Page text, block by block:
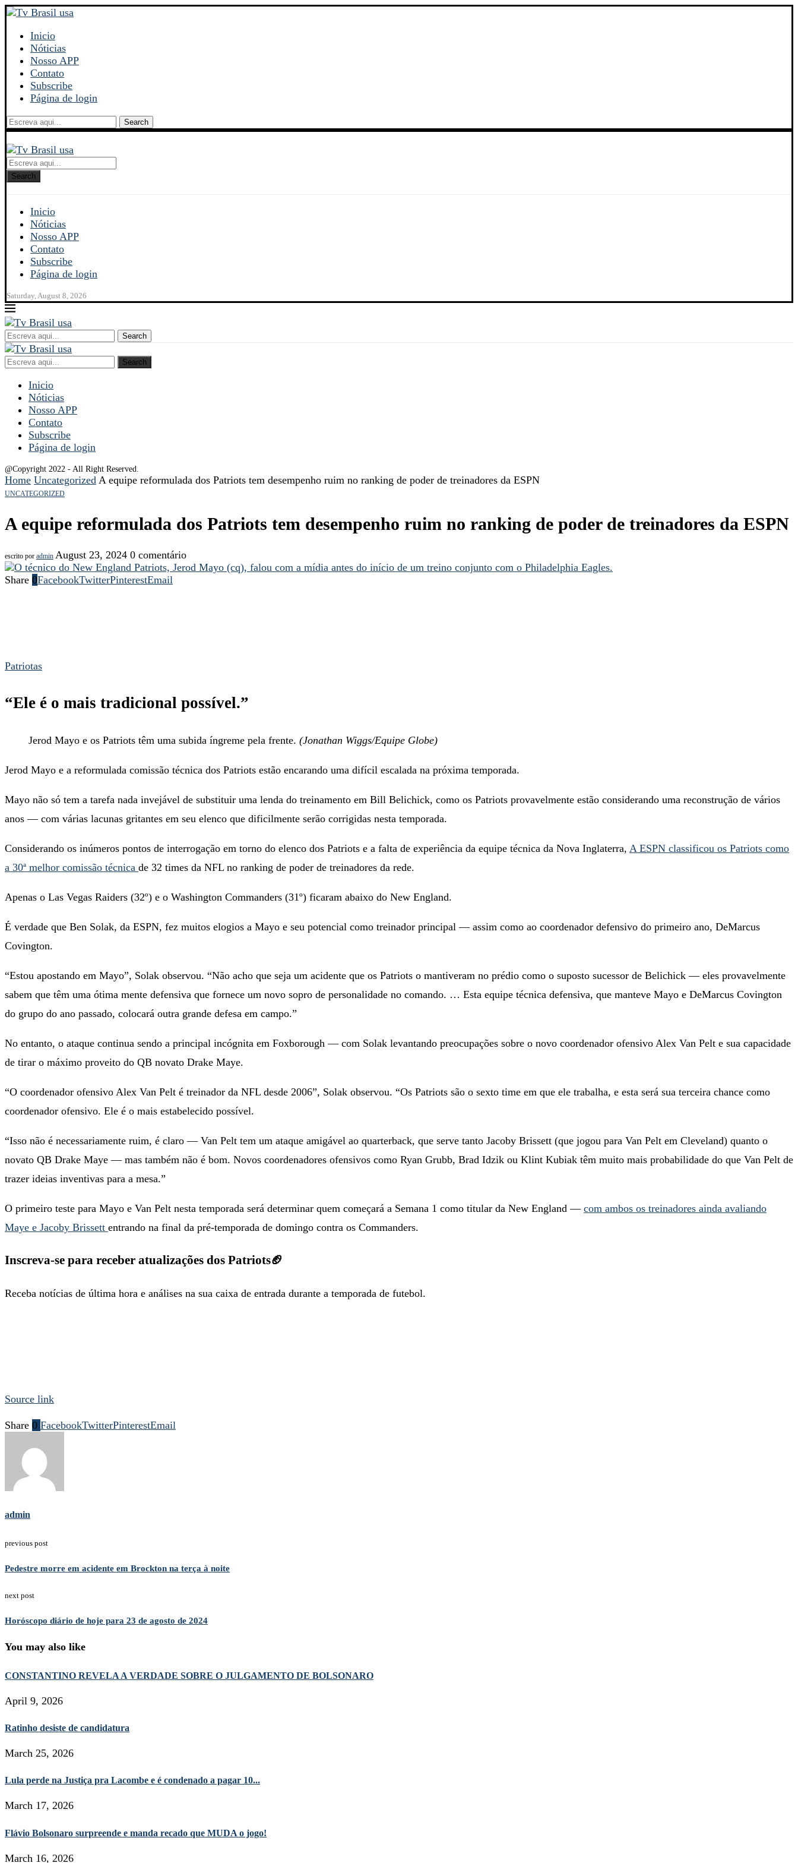
Inicio
Nóticias
Nosso APP
Contato
Subscribe
Página de login
Search
Search
Inicio
Nóticias
Nosso APP
Contato
Subscribe
Página de login
Saturday, August 8, 2026
Search
Search
Inicio
Nóticias
Nosso APP
Contato
Subscribe
Página de login
@Copyright 2022 - All Right Reserved.
Home Uncategorized A equipe reformulada dos Patriots tem desempenho ruim no ranking de poder de treinadores da ESPN
UNCATEGORIZED
A equipe reformulada dos Patriots tem desempenho ruim no ranking de poder de treinadores da ESPN
escrito por admin August 23, 2024 0 comentário
Share 0FacebookTwitterPinterestEmail
Patriotas
“Ele é o mais tradicional possível.”
Jerod Mayo e os Patriots têm uma subida íngreme pela frente. (Jonathan Wiggs/Equipe Globe)
Jerod Mayo e a reformulada comissão técnica dos Patriots estão encarando uma difícil escalada na próxima temporada.
Mayo não só tem a tarefa nada invejável de substituir uma lenda do treinamento em Bill Belichick, como os Patriots provavelmente estão considerando uma reconstrução de vários
anos — com várias lacunas gritantes em seu elenco que dificilmente serão corrigidas nesta temporada.
Considerando os inúmeros pontos de interrogação em torno do elenco dos Patriots e a falta de experiência da equipe técnica da Nova Inglaterra, A ESPN classificou os Patriots como
a 30ª melhor comissão técnica de 32 times da NFL no ranking de poder de treinadores da rede.
Apenas o Las Vegas Raiders (32º) e o Washington Commanders (31º) ficaram abaixo do New England.
É verdade que Ben Solak, da ESPN, fez muitos elogios a Mayo e seu potencial como treinador principal — assim como ao coordenador defensivo do primeiro ano, DeMarcus
Covington.
“Estou apostando em Mayo”, Solak observou. “Não acho que seja um acidente que os Patriots o mantiveram no prédio como o suposto sucessor de Belichick — eles provavelmente
sabem que têm uma ótima mente defensiva que fornece um novo sopro de personalidade no comando. … Esta equipe técnica defensiva, que manteve Mayo e DeMarcus Covington
do grupo do ano passado, colocará outra grande defesa em campo.”
No entanto, o ataque continua sendo a principal incógnita em Foxborough — com Solak levantando preocupações sobre o novo coordenador ofensivo Alex Van Pelt e sua capacidade
de tirar o máximo proveito do QB novato Drake Maye.
“O coordenador ofensivo Alex Van Pelt é treinador da NFL desde 2006”, Solak observou. “Os Patriots são o sexto time em que ele trabalha, e esta será sua terceira chance como
coordenador ofensivo. Ele é o mais estabelecido possível.
“Isso não é necessariamente ruim, é claro — Van Pelt tem um ataque amigável ao quarterback, que serve tanto Jacoby Brissett (que jogou para Van Pelt em Cleveland) quanto o
novato QB Drake Maye — mas também não é bom. Novos coordenadores ofensivos como Ryan Grubb, Brad Idzik ou Klint Kubiak têm muito mais probabilidade do que Van Pelt de
trazer ideias inventivas para a mesa.”
O primeiro teste para Mayo e Van Pelt nesta temporada será determinar quem começará a Semana 1 como titular da New England — com ambos os treinadores ainda avaliando
Maye e Jacoby Brissett entrando na final da pré-temporada de domingo contra os Commanders.
Inscreva-se para receber atualizações dos Patriots🏈
Receba notícias de última hora e análises na sua caixa de entrada durante a temporada de futebol.
Source link
Share 0 FacebookTwitterPinterestEmail
admin
previous post
Pedestre morre em acidente em Brockton na terça à noite
next post
Horóscopo diário de hoje para 23 de agosto de 2024
You may also like
CONSTANTINO REVELA A VERDADE SOBRE O JULGAMENTO DE BOLSONARO
April 9, 2026
Ratinho desiste de candidatura
March 25, 2026
Lula perde na Justiça pra Lacombe e é condenado a pagar 10...
March 17, 2026
Flávio Bolsonaro surpreende e manda recado que MUDA o jogo!
March 16, 2026